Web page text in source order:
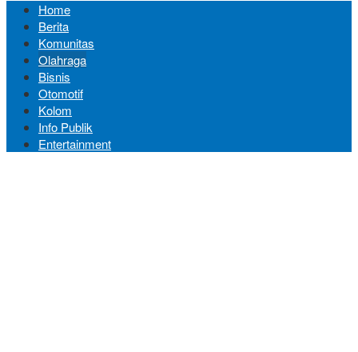
Home
Berita
Komunitas
Olahraga
Bisnis
Otomotif
Kolom
Info Publik
Entertainment